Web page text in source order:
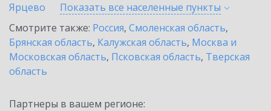
Ярцево
Показать все населенные пункты
Смотрите также: Россия, Смоленская область,
Брянская область, Калужская область, Москва и
Московская область, Псковская область, Тверская
область
Партнеры в вашем регионе: